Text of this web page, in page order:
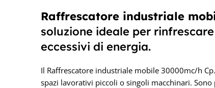
Raffrescatore industriale
soluzione ideale per
eccessivi di energia.
Il Raffrescatore industriale mobile 30000mc/h
spazi lavorativi piccoli o singoli macchinari.